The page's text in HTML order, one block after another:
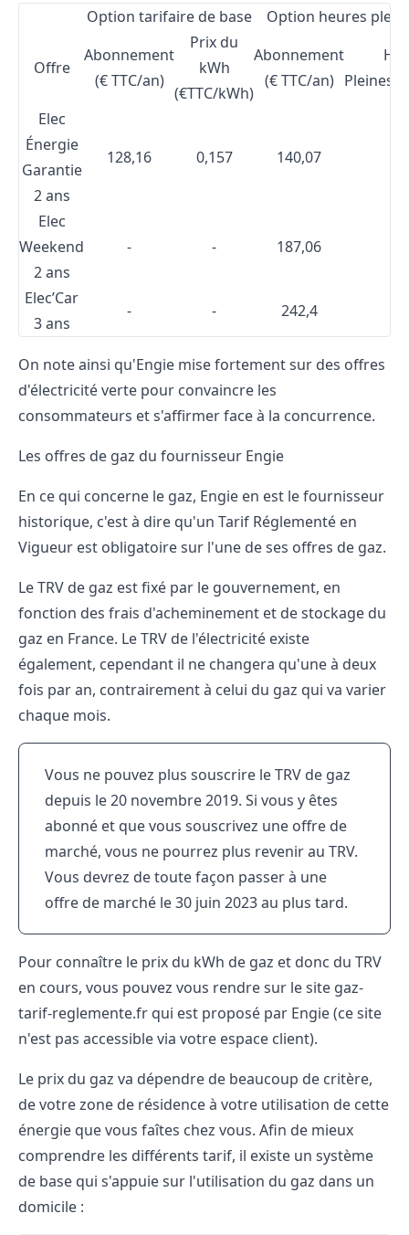
Option tarifaire de base Option heures
Offre
Abonnement
(€ TTC/an)
Prix du
kWh
(€TTC/kWh)
Abonnement
(€ TTC/an)
Elec
Énergie
Garantie
2 ans
128,16 0,157 140,07
Elec
Weekend
2 ans
- - 187,06
Elec’Car
3 ans
- - 242,4
On note ainsi qu'Engie mise fortement sur des offres
d'électricité verte pour convaincre les
consommateurs et s'affirmer face à la concurrence.
Les offres de gaz du fournisseur Engie
En ce qui concerne le gaz, Engie en est le fournisseur
historique, c'est à dire qu'un Tarif Réglementé en
Vigueur est obligatoire sur l'une de ses offres de gaz.
Le TRV de gaz est fixé par le gouvernement, en
fonction des frais d'acheminement et de stockage du
gaz en France. Le TRV de l'électricité existe
également, cependant il ne changera qu'une à deux
fois par an, contrairement à celui du gaz qui va varier
chaque mois.
Vous ne pouvez plus souscrire le TRV de gaz
depuis le 20 novembre 2019. Si vous y êtes
abonné et que vous souscrivez une offre de
marché, vous ne pourrez plus revenir au TRV.
Vous devrez de toute façon passer à une
offre de marché le 30 juin 2023 au plus tard.
Pour connaître le prix du kWh de gaz et donc du TRV
en cours, vous pouvez vous rendre sur le site gaz-
tarif-reglemente.fr qui est proposé par Engie (ce site
n'est pas accessible via votre espace client).
Le prix du gaz va dépendre de beaucoup de critère,
de votre zone de résidence à votre utilisation de cette
énergie que vous faîtes chez vous. Afin de mieux
comprendre les différents tarif, il existe un système
de base qui s'appuie sur l'utilisation du gaz dans un
domicile :